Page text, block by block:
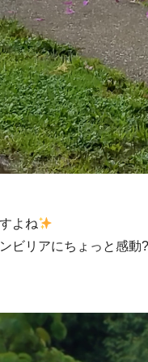
よね
ビリアにちょっと感動?